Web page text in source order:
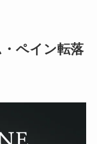
ペイン転落